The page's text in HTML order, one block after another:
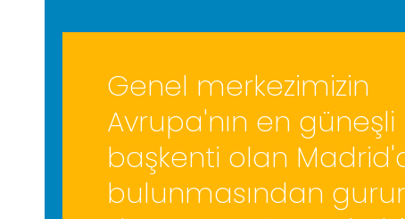
Genel merkezimizin
Avrupa'nın en güneşli
başkenti olan
bulunmasından gurur